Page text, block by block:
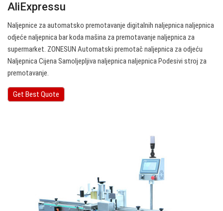
AliExpressu
Naljepnice za automatsko premotavanje digitalnih naljepnica naljepnica
odjeće naljepnica bar koda mašina za premotavanje naljepnica za
supermarket. ZONESUN Automatski premotač naljepnica za odjeću
Naljepnica Cijena Samoljepljiva naljepnica naljepnica Podesivi stroj za
premotavanje.
Get Best Quote